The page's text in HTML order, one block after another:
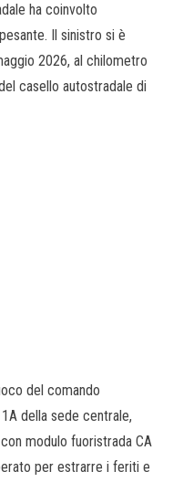
ha coinvolto
Il sinistro si è
2026, al chilometro
casello autostradale di
del comando
della sede centrale,
modulo fuoristrada CA
per estrarre i feriti e